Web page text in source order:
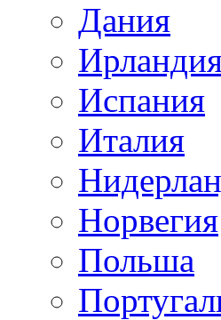
Дания
Испания
Италия
Норвегия
Польша